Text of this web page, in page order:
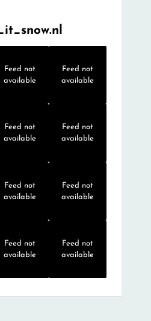
Feed not
available
Feed not
available
Feed not
available
Feed not
available
Feed not
available
Feed not
available
Feed not
available
Feed not
available